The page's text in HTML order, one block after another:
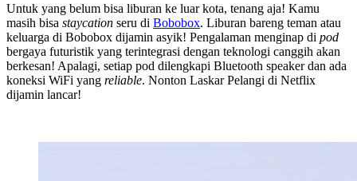
Untuk yang belum bisa liburan ke luar kota, tenang aja! Kamu
masih bisa staycation seru di Bobobox. Liburan bareng teman atau
keluarga di Bobobox dijamin asyik! Pengalaman menginap di pod
bergaya futuristik yang terintegrasi dengan teknologi canggih akan
berkesan! Apalagi, setiap pod dilengkapi Bluetooth speaker dan ada
koneksi WiFi yang reliable. Nonton Laskar Pelangi di Netflix
dijamin lancar!